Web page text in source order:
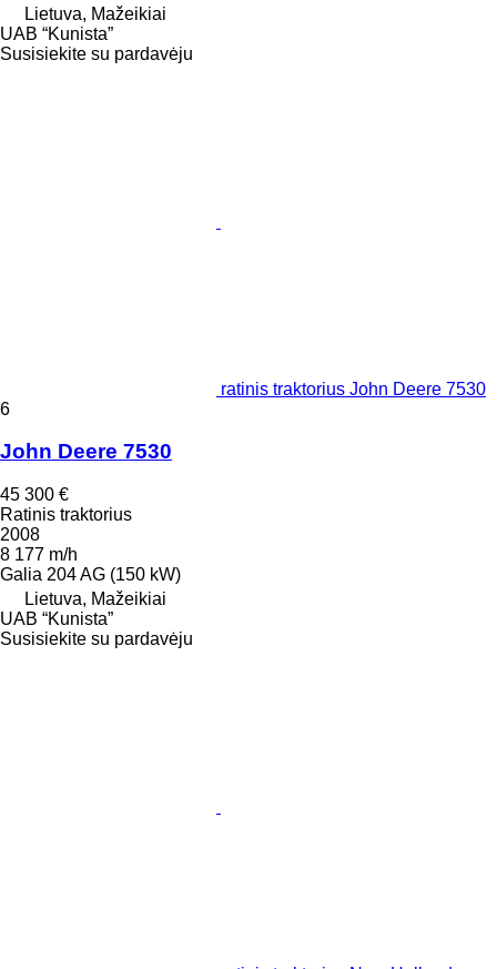
Lietuva, Mažeikiai
UAB “Kunista”
Susisiekite su pardavėju
ratinis traktorius John Deere 7530
6
John Deere 7530
45 300 €
Ratinis traktorius
2008
8 177 m/h
Galia 204 AG (150 kW)
Lietuva, Mažeikiai
UAB “Kunista”
Susisiekite su pardavėju